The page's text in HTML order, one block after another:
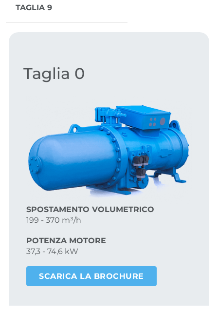
TAGLIA 9
Taglia 0
SPOSTAMENTO VOLUMETRICO
199 - 370 m³/h
POTENZA MOTORE
37,3 - 74,6 kW
SCARICA LA BROCHURE